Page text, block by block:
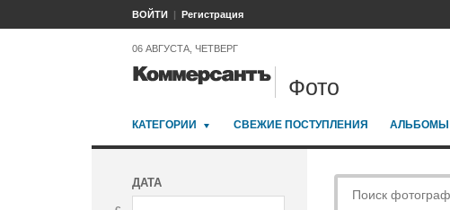
ВОЙТИ Регистрация
06 АВГУСТА, ЧЕТВЕРГ
Фото
КАТЕГОРИИ СВЕЖИЕ ПОСТУПЛЕНИЯ АЛЬБОМЫ
ДАТА